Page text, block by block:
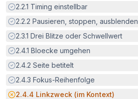
Erfüllt:
2.2.1 Timing einstellbar
Erfüllt:
2.2.2 Pausieren, stoppen, ausblenden
Erfüllt:
2.3.1 Drei Blitze oder Schwellwert
Erfüllt:
2.4.1 Bloecke umgehen
Erfüllt:
2.4.2 Seite betitelt
Erfüllt:
2.4.3 Fokus-Reihenfolge
Potenzielle Barriere:
2.4.4 Linkzweck (im Kontext)